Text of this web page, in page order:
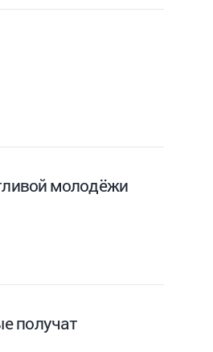
молодёжи
получат